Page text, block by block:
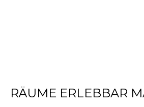
RÄUME ERLEBBAR